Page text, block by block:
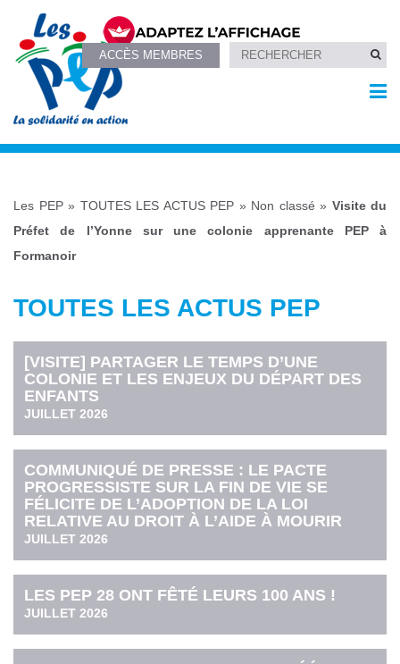
ACCÈS MEMBRES
Les PEP» TOUTES LES ACTUS PEP » Non classé » Visite du
Préfet de l’Yonne sur une colonie apprenante PEP à
Formanoir
TOUTES LES ACTUS PEP
[VISITE] PARTAGER LE TEMPS D’UNE
COLONIE ET LES ENJEUX DU DÉPART DES
ENFANTS
JUILLET 2026
COMMUNIQUÉ DE PRESSE : LE PACTE
PROGRESSISTE SUR LA FIN DE VIE SE
FÉLICITE DE L’ADOPTION DE LA LOI
RELATIVE AU DROIT À L’AIDE À MOURIR
JUILLET 2026
LES PEP 28 ONT FÊTÉ LEURS 100 ANS !
JUILLET 2026